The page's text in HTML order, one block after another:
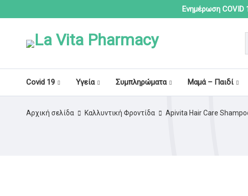
Ενημέρωση COVID
Covid 19 Υγεία Συμπληρώματα Μαμά – Παιδί
Αρχική σελίδα Καλλυντική Φροντίδα Apivita Hair Care